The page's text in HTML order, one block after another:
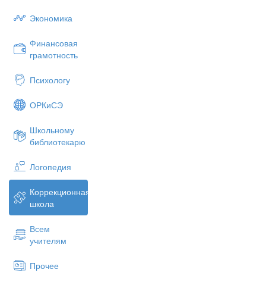
Экономика
Финансовая
грамотность
Психологу
ОРКиСЭ
Школьному
библиотекарю
Логопедия
Коррекционная
школа
Всем
учителям
Прочее